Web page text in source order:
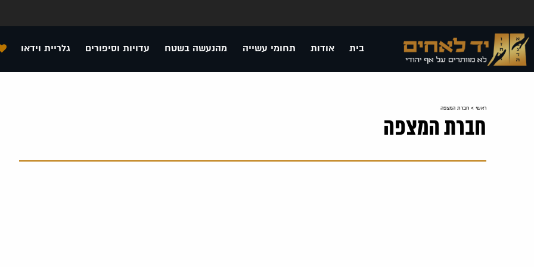
בית אודות תחומי עשייה מהנעשה בשטח עדויות וסיפורים גלריית וידאו
ראשי > חברת המצפה
חברת המצפה